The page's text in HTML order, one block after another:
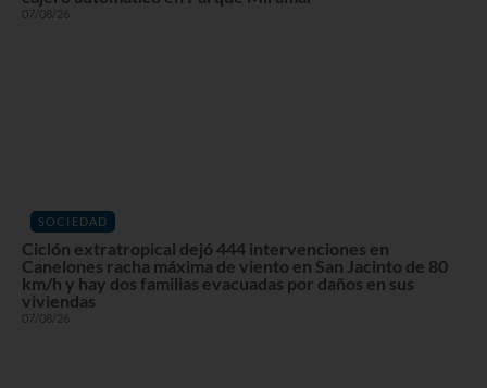
07/08/26
SOCIEDAD
Ciclón extratropical dejó 444 intervenciones en
Canelones racha máxima de viento en San Jacinto de 80
km/h y hay dos familias evacuadas por daños en sus
viviendas
07/08/26